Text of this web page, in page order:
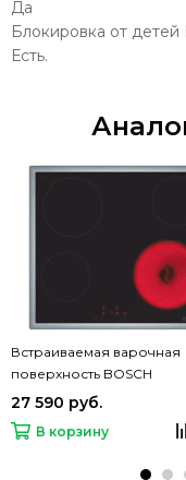
Да
Блокировка от детей
Есть.
Встраиваемая варочная
поверхность BOSCH
PKE645BB2E
27 590 руб.
В корзину